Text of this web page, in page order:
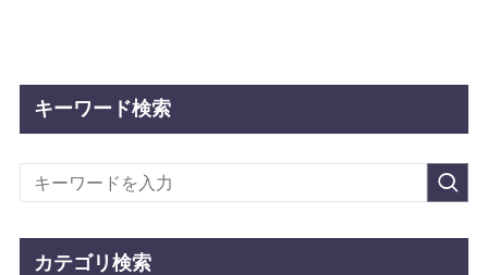
キーワード検索
カテゴリ検索